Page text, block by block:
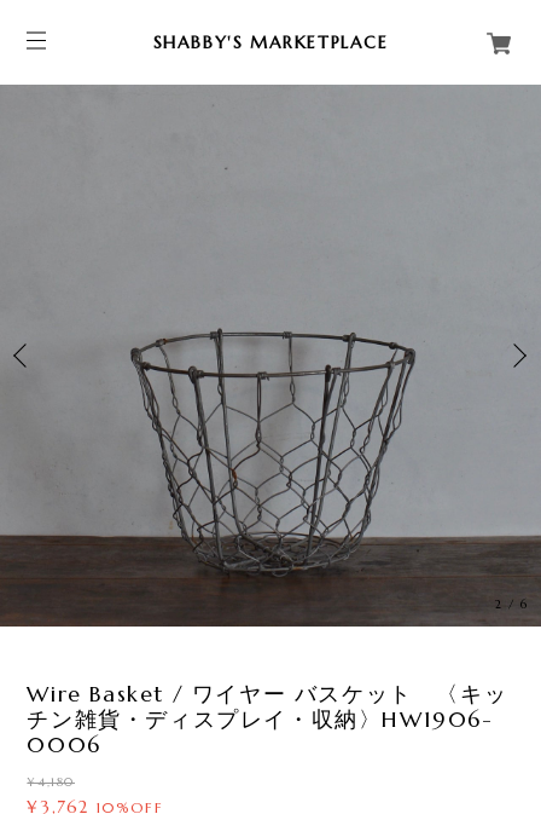
SHABBY'S MARKETPLACE
3 /6
Wire Basket / ワイヤー バスケット 〈キッ
チン雑貨・ディスプレイ・収納〉HW1906-
0006
¥4,180
¥3,762 10%OFF